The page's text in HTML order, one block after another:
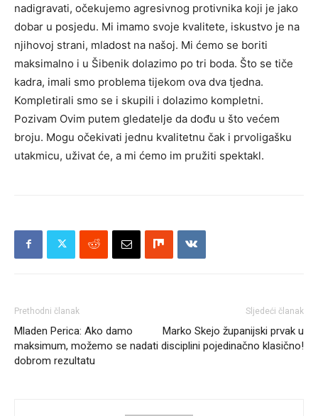
nadigravati, očekujemo agresivnog protivnika koji je jako
dobar u posjedu. Mi imamo svoje kvalitete, iskustvo je na
njihovoj strani, mladost na našoj. Mi ćemo se boriti
maksimalno i u Šibenik dolazimo po tri boda. Što se tiče
kadra, imali smo problema tijekom ova dva tjedna.
Kompletirali smo se i skupili i dolazimo kompletni.
Pozivam Ovim putem gledatelje da dođu u što većem
broju. Mogu očekivati jednu kvalitetnu čak i prvoligašku
utakmicu, uživat će, a mi ćemo im pružiti spektakl.
Prethodni članak
Mladen Perica: Ako damo
maksimum, možemo se nadati
dobrom rezultatu
Sljedeći članak
Marko Skejo županijski prvak u
disciplini pojedinačno klasično!